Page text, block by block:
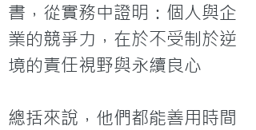
書，從實務中證明：個人與企
業的競爭力，在於不受制於逆
境的責任視野與永續良心
總括來說，他們都能善用時間